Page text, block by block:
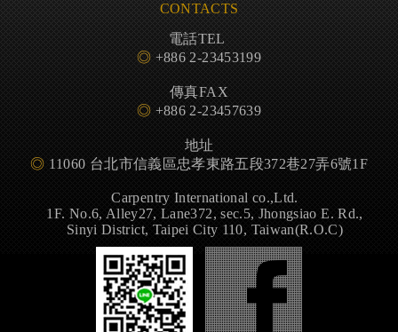
CONTACTS
電話TEL
◎ +886 2-23453199
傳真FAX
◎ +886 2-23457639
地址
◎ 11060 台北市信義區忠孝東路五段372巷27弄6號1F
Carpentry International co.,Ltd.
1F. No.6, Alley27, Lane372, sec.5, Jhongsiao E. Rd.,
Sinyi District, Taipei City 110, Taiwan(R.O.C)